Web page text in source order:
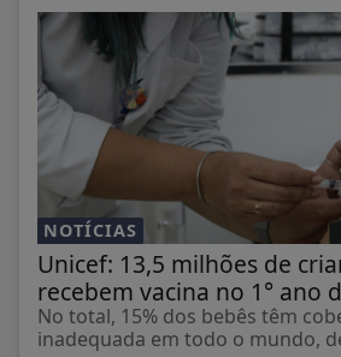
NOTÍCIAS
Unicef: 13,5 milhões de
recebem vacina no 1° ano
No total, 15% dos bebês têm
inadequada em todo o mundo,